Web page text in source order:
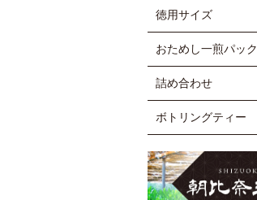
徳用サイズ
おためし一煎パック
詰め合わせ
ボトリングティー